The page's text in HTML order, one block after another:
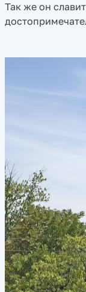
Так же он